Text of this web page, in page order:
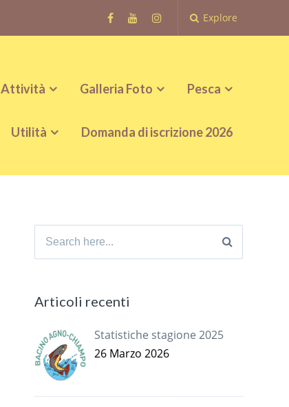
Explore
Attività Galleria Foto Pesca
Utilità Domanda di iscrizione 2026
Search
Articoli recenti
Statistiche stagione 2025
26 Marzo 2026